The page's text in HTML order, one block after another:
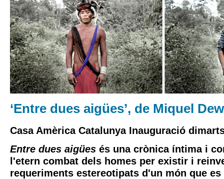
‘Entre dues aigües’, de Miquel
Casa Amèrica Catalunya Inauguració
Entre dues aigües és una crònica íntima i
l'etern combat dels homes per existir i
requeriments estereotipats d'un món que